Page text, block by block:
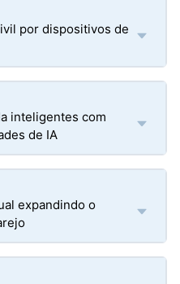
por dispositivos de
inteligentes com
de IA
expandindo o